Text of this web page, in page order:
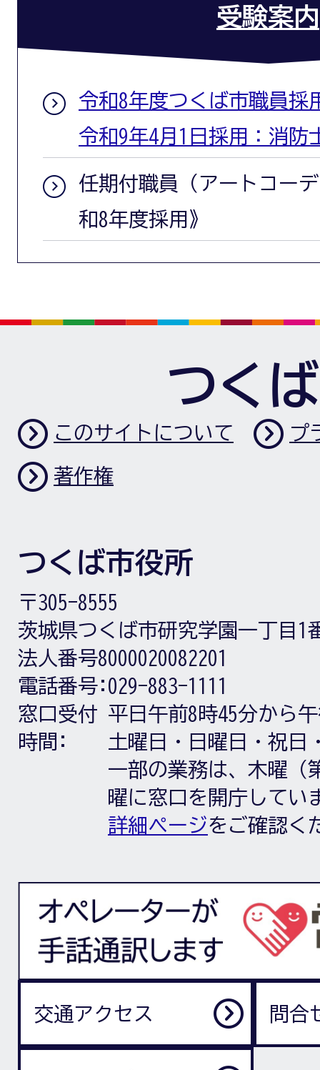
受験案内
令和8年度つくば市職員採
令和9年4月1日採用：消防
任期付職員（アートコー
和8年度採用》
つく
このサイトについて プ
著作権
つくば市役所
〒305-8555
茨城県つくば市研究学園一丁目1
法人番号8000020082201
電話番号: 029-883-1111
窓口受付
時間:
平日午前8時45分から
土曜日・日曜日・祝日
一部の業務は、木曜（
曜に窓口を開庁してい
詳細ページをご確認く
交通アクセス 問合